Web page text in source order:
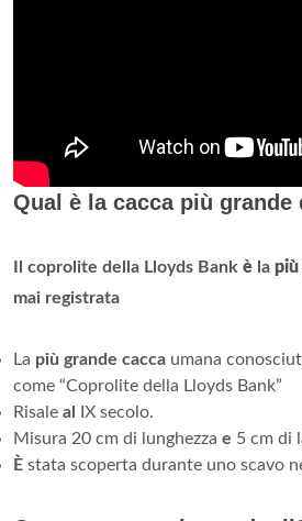
Qual è la cacca più grande
Il coprolite della Lloyds Bank è la più
mai registrata
La più grande cacca umana
come “Coprolite della Lloyds Bank”
Risale al
IX secolo.
Misura 20 cm di lunghezza e 5 cm di
È stata scoperta durante uno scavo